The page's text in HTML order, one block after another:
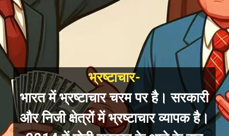
भ्रष्टाचार-
भारत में भ्रष्टाचार चरमपर है। सरकारी
और निजी क्षेत्रों में भ्रष्टाचार व्यापक है।